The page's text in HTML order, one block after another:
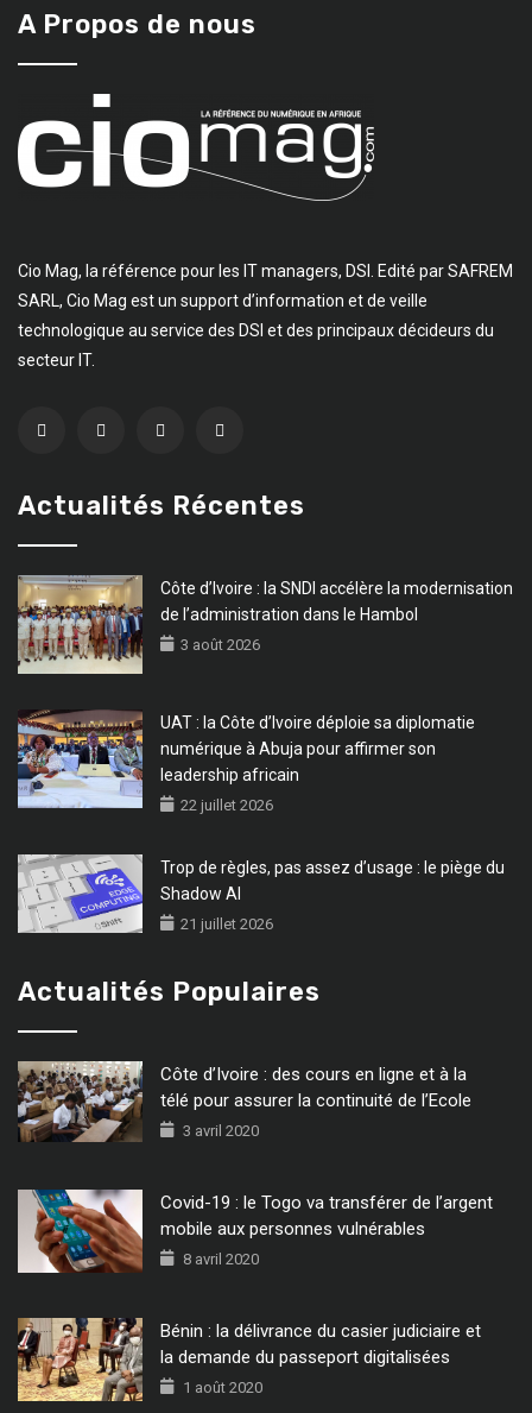
A Propos de nous
Cio Mag, la référence pour les IT managers, DSI. Edité par SAFREM
SARL, Cio Mag est un support d’information et de veille
technologique au service des DSI et des principaux décideurs du
secteur IT.
Actualités Récentes
Côte d’Ivoire : la SNDI accélère la modernisation
de l’administration dans le Hambol
3 août 2026
UAT : la Côte d’Ivoire déploie sa diplomatie
numérique à Abuja pour affirmer son
leadership africain
22 juillet 2026
Trop de règles, pas assez d’usage : le piège du
Shadow AI
21 juillet 2026
Actualités Populaires
Côte d’Ivoire : des cours en ligne et à la
télé pour assurer la continuité de l’Ecole
3 avril 2020
Covid-19 : le Togo va transférer de l’argent
mobile aux personnes vulnérables
8 avril 2020
Bénin : la délivrance du casier judiciaire et
la demande du passeport digitalisées
1 août 2020